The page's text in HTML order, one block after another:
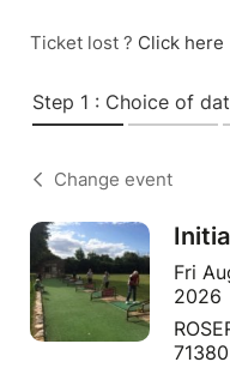
Ticket lost ? Click here
Step 1 : Choice of
Change event
Fri
2026